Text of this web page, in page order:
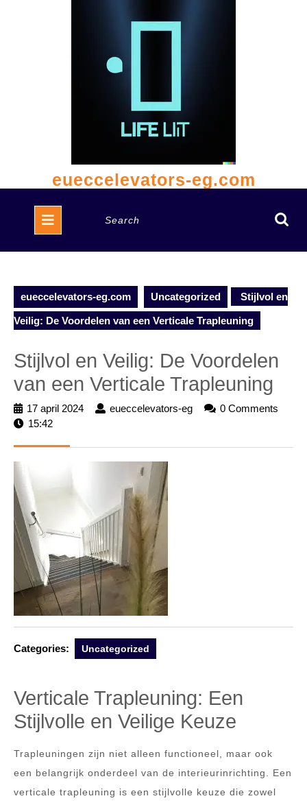
eueccelevators-eg.com
Open
Button
eueccelevators-eg.com Uncategorized Stijlvol en
Veilig: De Voordelen van een Verticale Trapleuning
Stijlvol en Veilig: De Voordelen
van een Verticale Trapleuning
17 april 2024
17
eueccelevators-eg
eueccelevators-
0 Comments
15:42
Categories: Uncategorized
Verticale Trapleuning: Een
Stijlvolle en Veilige Keuze
Trapleuningen zijn niet alleen functioneel, maar ook
een belangrijk onderdeel van de interieurinrichting. Een
verticale trapleuning is een stijlvolle keuze die zowel